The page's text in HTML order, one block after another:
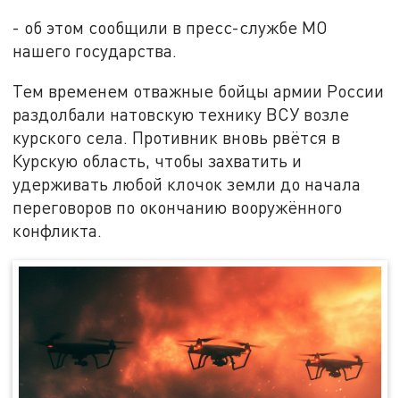
- об этом сообщили в пресс-службе МО
нашего государства.
Тем временем отважные бойцы армии России
раздолбали натовскую технику ВСУ возле
курского села. Противник вновь рвётся в
Курскую область, чтобы захватить и
удерживать любой клочок земли до начала
переговоров по окончанию вооружённого
конфликта.